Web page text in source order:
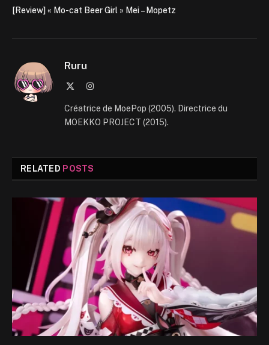
[Review] « Mo-cat Beer Girl » Mei – Mopetz
Ruru
Instagram
Créatrice de MoePop (2005). Directrice du
MOEKKO PROJECT (2015).
RELATED POSTS